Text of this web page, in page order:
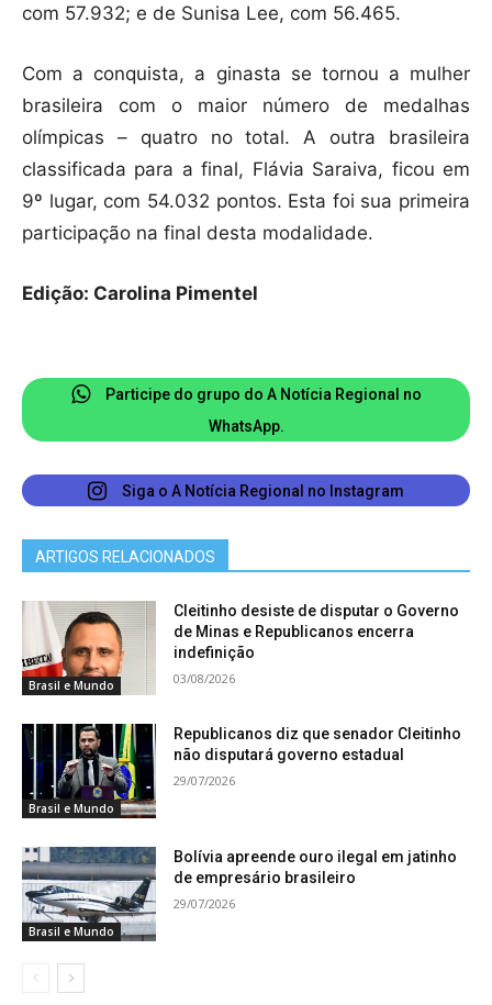
com 57.932; e de Sunisa Lee, com 56.465.
Com a conquista, a ginasta se tornou a mulher
brasileira com o maior número de medalhas
olímpicas – quatro no total. A outra brasileira
classificada para a final, Flávia Saraiva, ficou em
9º lugar, com 54.032 pontos. Esta foi sua primeira
participação na final desta modalidade.
Edição: Carolina Pimentel
Participe do grupo do A Notícia Regional no
WhatsApp.
Siga o A Notícia Regional no Instagram
ARTIGOS RELACIONADOS
Brasil e Mundo
Cleitinho desiste de disputar o Governo
de Minas e Republicanos encerra
indefinição
03/08/2026
Brasil e Mundo
Republicanos diz que senador Cleitinho
não disputará governo estadual
29/07/2026
Brasil e Mundo
Bolívia apreende ouro ilegal em jatinho
de empresário brasileiro
29/07/2026